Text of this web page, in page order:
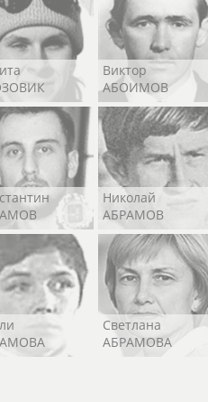
Виктор
АБОИМОВ
Николай
АБРАМОВ
Светлана
АБРАМОВА